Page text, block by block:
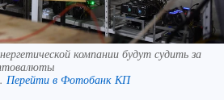
компании будут судить за
Перейти в Фотобанк КП